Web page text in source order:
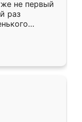
не первый
раз
второй раз
очень
из
здесь.